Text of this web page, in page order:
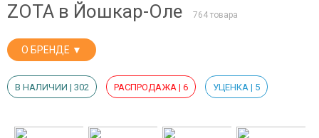
ZOTA в Йошкар-Оле
764 товара
О БРЕНДЕ ▼
В НАЛИЧИИ | 302 РАСПРОДАЖА | 6 УЦЕНКА | 5